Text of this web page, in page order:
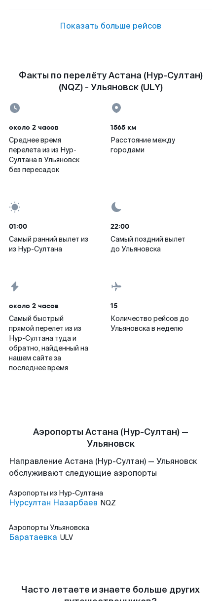
Показать больше рейсов
Факты по перелёту Астана (Нур-Султан)
(NQZ) - Ульяновск (ULY)
около 2 часов
Среднее время
перелета из из Нур-
Султана в Ульяновск
без пересадок
1565 км
Расстояние между
городами
01:00
Самый ранний вылет из
из Нур-Султана
22:00
Самый поздний вылет
до Ульяновска
около 2 часов
Самый быстрый
прямой перелет из из
Нур-Султана туда и
обратно, найденный на
нашем сайте за
последнее время
15
Количество рейсов до
Ульяновска в неделю
Аэропорты Астана (Нур-Султан) —
Ульяновск
Направление Астана (Нур-Султан) — Ульяновск
обслуживают следующие аэропорты
Аэропорты из Нур-Султана
Нурсултан Назарбаев NQZ
Аэропорты Ульяновска
Баратаевка ULV
Часто летаете и знаете больше других